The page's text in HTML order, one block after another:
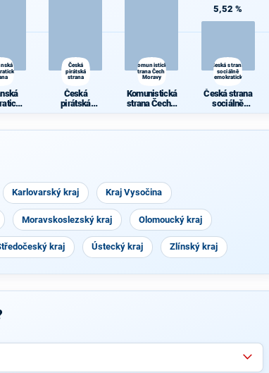
Česká
pirátská
strana
Česká
pirátská
Komunistická
strana Čech a
Moravy
Komunistická
strana Čech a
5,52 %
Česká strana
sociálně
demokratická
Česká strana
sociálně
demokratická
Karlovarský kraj Kraj Vysočina
Moravskoslezský kraj Olomoucký kraj
kraj Ústecký kraj Zlínský kraj